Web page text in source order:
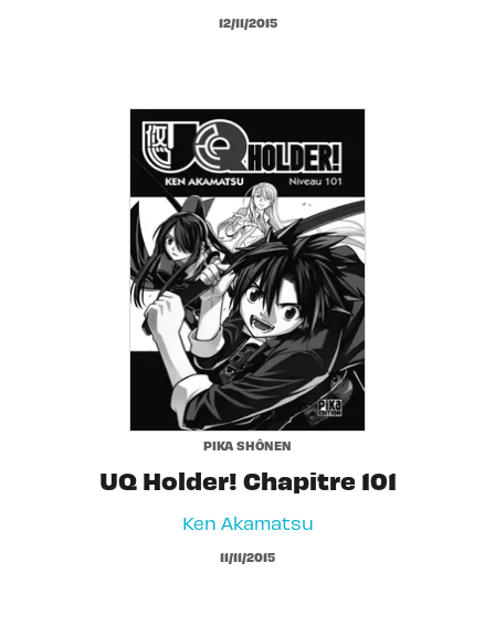
12/11/2015
PIKA SHÔNEN
UQ Holder! Chapitre 101
Ken Akamatsu
11/11/2015